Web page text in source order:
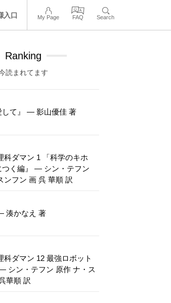
入口 My Page FAQ Search
Ranking
読まれてます
して』 — 影山優佳 著
科ダマン 1 「科学のキホ
つく編』 — シン・テフン
ンフン 画 呉 華順 訳
湊かなえ 著
科ダマン 12 最強ロボット
シン・テフン 原作 ナ・ス
華順 訳